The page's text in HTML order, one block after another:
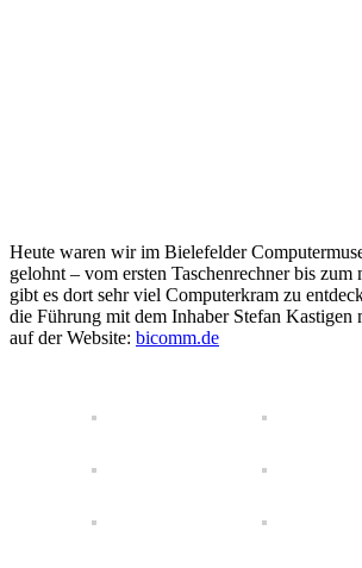
Heute waren wir im Bielefelder
gelohnt – vom ersten Taschenrechner bis
gibt es dort sehr viel Computerkram zu
die Führung mit dem Inhaber Stefan Kastigen
auf der Website: bicomm.de